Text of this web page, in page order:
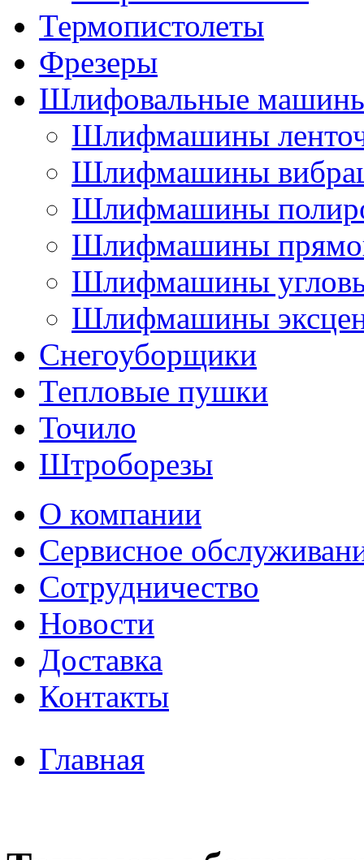
Термопистолеты
Фрезеры
Шлифовальные
Шлифмашины
Шлифмашины
Шлифмашины
Шлифмашины
Шлифмашины
Шлифмашины
Снегоуборщики
Тепловые пушки
Точило
Штроборезы
О компании
Сервисное
Сотрудничество
Новости
Доставка
Контакты
Главная